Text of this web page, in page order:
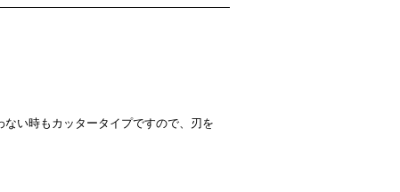
い時もカッタータイプですので、刃を